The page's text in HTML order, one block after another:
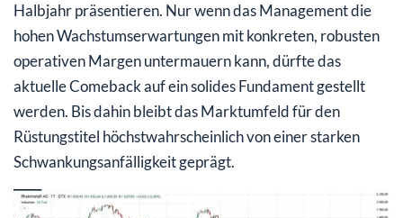
Halbjahr präsentieren. Nur wenn das Management die
hohen Wachstumserwartungen mit konkreten, robusten
operativen Margen untermauern kann, dürfte das
aktuelle Comeback auf ein solides Fundament gestellt
werden. Bis dahin bleibt das Marktumfeld für den
Rüstungstitel höchstwahrscheinlich von einer starken
Schwankungsanfälligkeit geprägt.